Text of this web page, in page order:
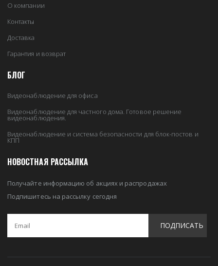
О компании
Контакты
Доставка
Гарантия и возврат
БЛОГ
Видеонаблюдение для офиса
Видеонаблюдение для частного дома. Готовое решение
видеонаблюдения.
Видеонаблюдение и система безопасности для блок-постов и
КПП
НОВОСТНАЯ РАССЫЛКА
Получайте информацию об акциях и распродажах
Подпишитесь на рассылку сегодня
ПОДПИСАТЬ